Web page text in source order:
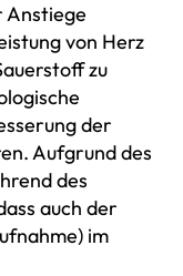
Anstiege
von Herz
zu
der
Aufgrund des
des
auch der
im